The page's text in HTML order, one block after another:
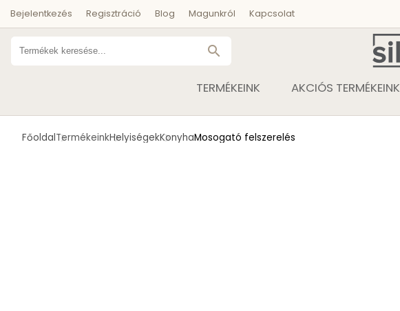
Bejelentkezés Regisztráció Blog Magunkról Kapcsolat
search
TERMÉKEINK AKCIÓS TERMÉKEINK
FőoldalTermékeinkHelyiségekKonyhaMosogató felszerelés